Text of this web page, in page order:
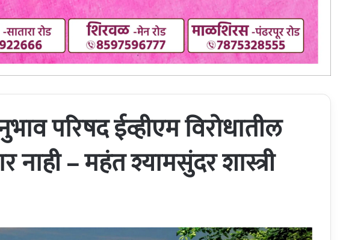
परिषद ईव्हीएम विरोधातील
नाही – महंत श्यामसुंदर शास्त्री